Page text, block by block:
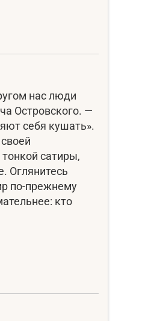
нас люди
Островского. —
себя кушать».
сатиры,
Оглянитесь
по-прежнему
кто